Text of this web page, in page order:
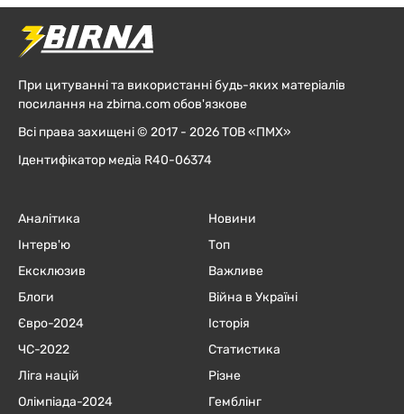
При цитуванні та використанні будь-яких матеріалів
посилання на zbirna.com обов'язкове
Всі права захищені © 2017 - 2026 ТОВ «ПМХ»
Ідентифікатор медіа R40-06374
Аналітика
Інтерв'ю
Ексклюзив
Блоги
Євро-2024
ЧC-2022
Ліга націй
Олімпіада-2024
Новини
Топ
Важливе
Війна в Україні
Історія
Статистика
Різне
Гемблінг